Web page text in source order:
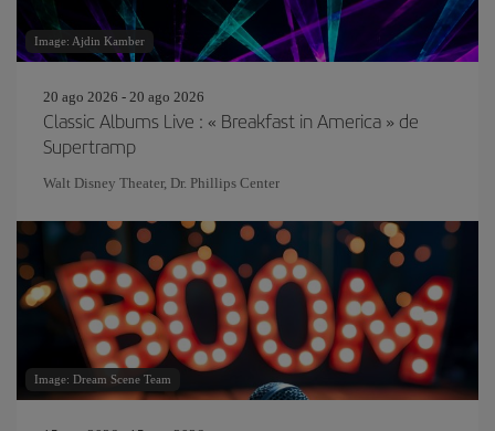
Image: Ajdin Kamber
20 ago 2026 - 20 ago 2026
Classic Albums Live : « Breakfast in America » de
Supertramp
Walt Disney Theater, Dr. Phillips Center
Image: Dream Scene Team